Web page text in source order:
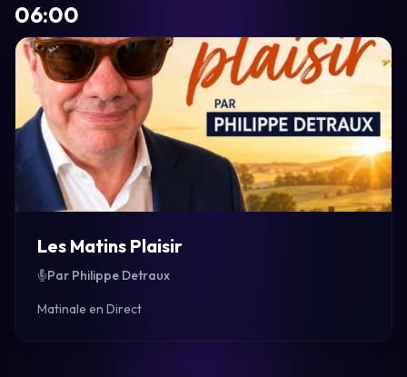
06:00
Les Matins Plaisir
Par Philippe Detraux
Matinale en Direct